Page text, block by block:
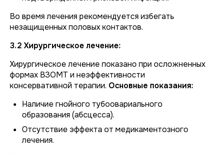
Во время лечения рекомендуется избегать
незащищенных половых контактов.
3.2 Хирургическое лечение:
Хирургическое лечение показано при осложненных
формах ВЗОМТ и неэффективности
консервативной терапии. Основные показания:
Наличие гнойного тубоовариального
образования (абсцесса).
Отсутствие эффекта от медикаментозного
лечения.